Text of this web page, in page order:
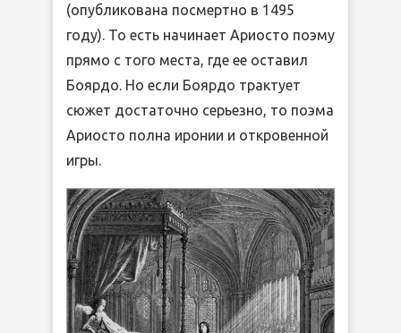
(опубликована посмертно в 1495
году). То есть начинает Ариосто поэму
прямо с того места, где ее оставил
Боярдо. Но если Боярдо трактует
сюжет достаточно серьезно, то поэма
Ариосто полна иронии и откровенной
игры.